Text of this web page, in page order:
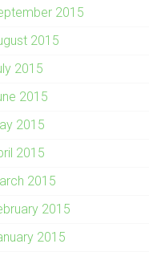
2015
2015
2015
2015
2015
2015
2015
2015
2015